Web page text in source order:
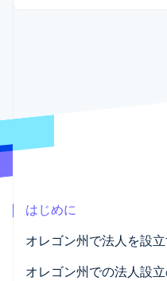
最適化
Atlas
スタートアップの企業設
カーボンリムーバル
ゲーム
パートナ
Stripe
はじめに
オレゴン州で法人を設
オレゴン州での法人設